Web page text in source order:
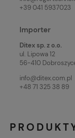
+39 041 5937023
Importer
Ditex sp. z o.o.
ul. Lipowa 12
56-410
info@ditex.com.pl
+48 71 325 38 89